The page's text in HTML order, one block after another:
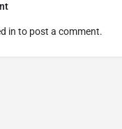
in to post a comment.